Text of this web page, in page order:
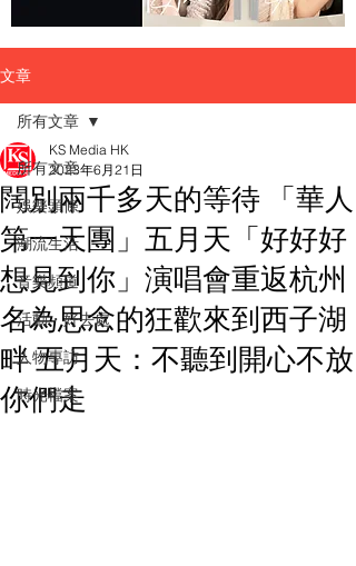
文章
所有文章
娛樂頭條
潮流生活
音樂頻道
活動・好去處
人物專訪
時光檔案
所有文章
闊別兩千多天的等待 「華人
第一天團」五月天「好好好
想見到你」演唱會重返杭州
名為思念的狂歡來到西子湖
畔 五月天：不聽到開心不放
你們走
KS Media HK
2023年6月21日